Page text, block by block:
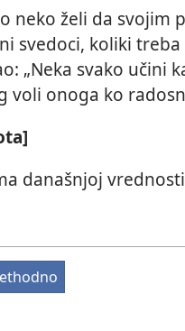
neko želi da svojim
svedoci, koliki
„Neka svako učini
voli onoga ko
današnjoj